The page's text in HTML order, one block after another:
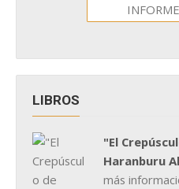
LIBROS
"El
Haranburu
más